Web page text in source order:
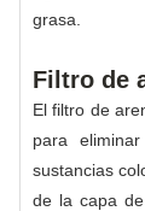
grasa.
Filtro de
El filtro de
para
sustancias
de la capa